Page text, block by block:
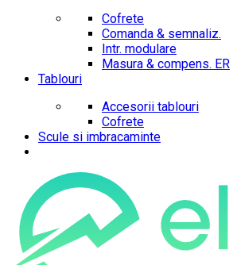
Cofrete
Comanda & semnaliz.
Intr. modulare
Masura & compens. ER
Tablouri
Accesorii tablouri
Cofrete
Scule si imbracaminte